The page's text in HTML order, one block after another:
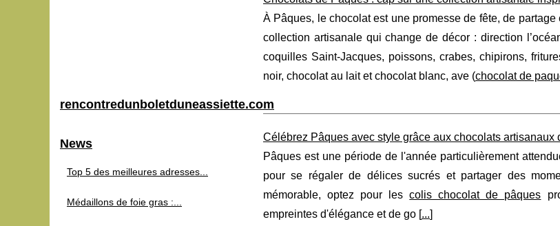
À Pâques, le chocolat est une promesse de fête, de
collection artisanale qui change de décor : direction
coquilles Saint-Jacques, poissons, crabes, chipirons,
noir, chocolat au lait et chocolat blanc, ave (chocolat de
Célébrez Pâques avec style grâce aux chocolats artisanaux
Pâques est une période de l'année particulièrement
pour se régaler de délices sucrés et partager des
mémorable, optez pour lescolis chocolat de pâques
empreintes d'élégance et de go [...]
rencontredunboletduneassiette.com
News
Top 5 des meilleures adresses...
Médaillons de foie gras :...